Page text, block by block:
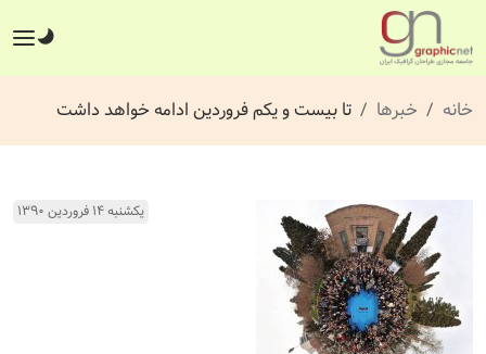
خانه خبرها تا بیست و یکم فروردین ادامه خواهد داشت
یکشنبه ۱۴ فروردین ۱۳۹۰